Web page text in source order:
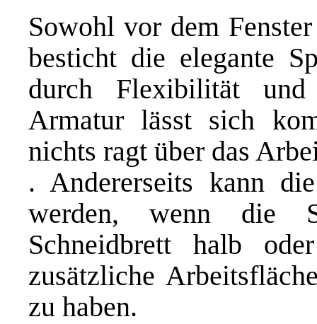
Sowohl vor dem
besticht die elegante
durch Flexibilität und
Armatur lässt sich
nichts ragt über das
. Andererseits kann
werden, wenn die
Schneidbrett halb
zusätzliche
zu haben.